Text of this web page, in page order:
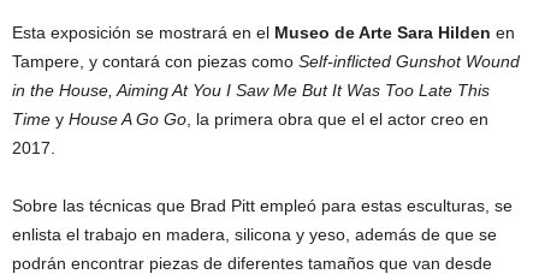
Esta exposición se mostrará en el Museo de Arte Sara Hilden en
Tampere, y contará con piezas como Self-inflicted Gunshot Wound
in the House, Aiming At You I Saw Me But It Was Too Late This
Time y House A Go Go , la primera obra que el el actor creo en
2017.
Sobre las técnicas que Brad Pitt empleó para estas esculturas, se
enlista el trabajo en madera, silicona y yeso, además de que se
podrán encontrar piezas de diferentes tamaños que van desde